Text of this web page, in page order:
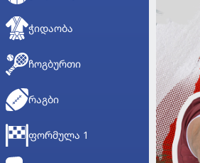
ᲭᲘᲓᲐᲝᲑᲐ
ᲩᲝᲒᲑᲣᲠᲗᲘ
ᲠᲐᲒᲑᲘ
ᲤᲝᲠᲛᲣᲚᲐ 1